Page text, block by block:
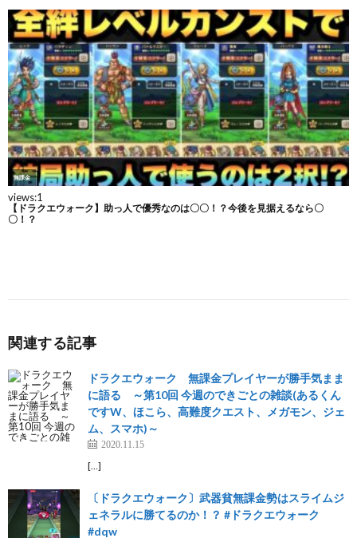
関連する記事
ドラクエウォーク 無課金プレイヤーが勝手気まま
に語る ～第10回 今週のできごとの雑談(あるくん
ですW、ほこら、高難度クエスト、メガモン、ジェ
ム、スマホ)～
2020.11.15
[…]
〔ドラクエウォーク〕武器貧無課金勢はスライムジ
ェネラルに勝てるのか！？ #ドラクエウォーク
#dqw